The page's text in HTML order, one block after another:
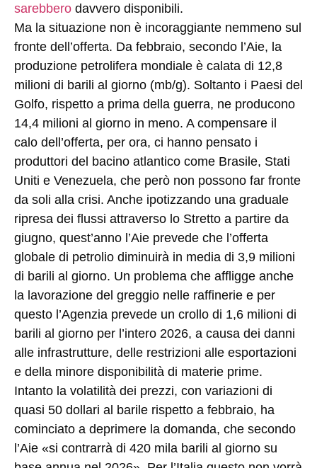
sarebbero davvero disponibili.
Ma la situazione non è incoraggiante nemmeno sul
fronte dell’offerta. Da febbraio, secondo l’Aie, la
produzione petrolifera mondiale è calata di 12,8
milioni di barili al giorno (mb/g). Soltanto i Paesi del
Golfo, rispetto a prima della guerra, ne producono
14,4 milioni al giorno in meno. A compensare il
calo dell’offerta, per ora, ci hanno pensato i
produttori del bacino atlantico come Brasile, Stati
Uniti e Venezuela, che però non possono far fronte
da soli alla crisi. Anche ipotizzando una graduale
ripresa dei flussi attraverso lo Stretto a partire da
giugno, quest’anno l’Aie prevede che l’offerta
globale di petrolio diminuirà in media di 3,9 milioni
di barili al giorno. Un problema che affligge anche
la lavorazione del greggio nelle raffinerie e per
questo l’Agenzia prevede un crollo di 1,6 milioni di
barili al giorno per l’intero 2026, a causa dei danni
alle infrastrutture, delle restrizioni alle esportazioni
e della minore disponibilità di materie prime.
Intanto la volatilità dei prezzi, con variazioni di
quasi 50 dollari al barile rispetto a febbraio, ha
cominciato a deprimere la domanda, che secondo
l’Aie «si contrarrà di 420 mila barili al giorno su